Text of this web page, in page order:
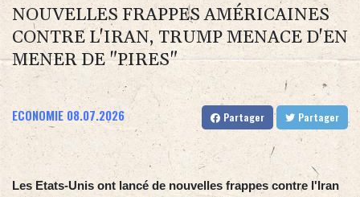
NOUVELLES FRAPPES AMÉRICAINES
CONTRE L'IRAN, TRUMP MENACE D'EN
MENER DE "PIRES"
ECONOMIE 08.07.2026 Partager Partager
Les Etats-Unis ont lancé de nouvelles frappes contre l'Iran